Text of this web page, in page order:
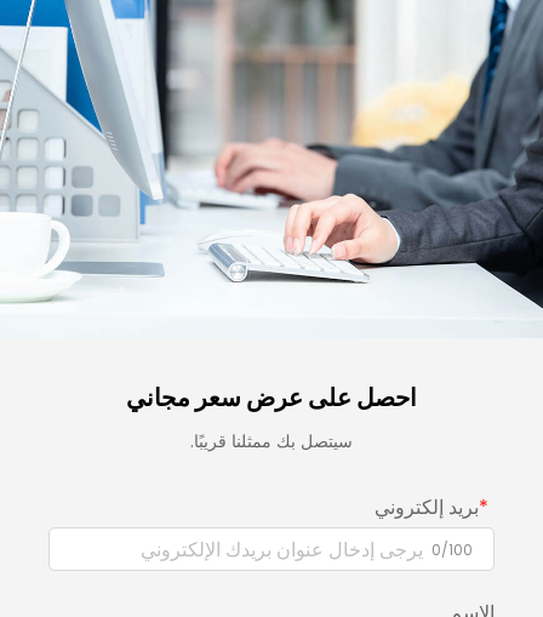
احصل على عرض سعر مجاني
سيتصل بك ممثلنا قريبًا.
بريد إلكتروني
0/100